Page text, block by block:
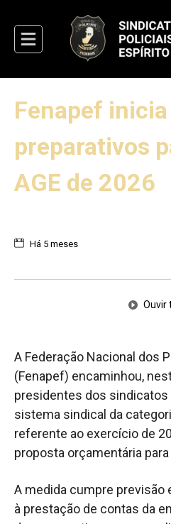
Fenapef inicia
preparativos
AGE de 2026
Há 5 meses
Ouvir
A Federação Nacional dos
(Fenapef) encaminhou,
presidentes dos sindicatos
sistema sindical da
referente ao exercício de
proposta orçamentária
A medida cumpre previsão
à prestação de contas da